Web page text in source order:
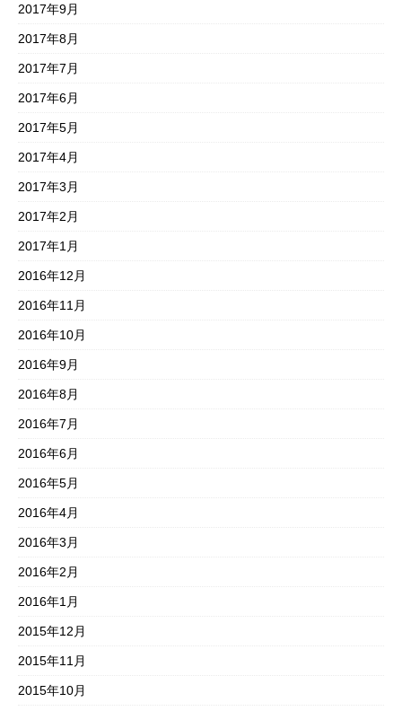
2017年9月
2017年8月
2017年7月
2017年6月
2017年5月
2017年4月
2017年3月
2017年2月
2017年1月
2016年12月
2016年11月
2016年10月
2016年9月
2016年8月
2016年7月
2016年6月
2016年5月
2016年4月
2016年3月
2016年2月
2016年1月
2015年12月
2015年11月
2015年10月